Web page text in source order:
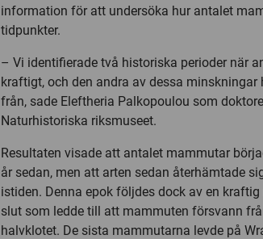
information för att undersöka hur antalet
tidpunkter.
– Vi identifierade två historiska perioder när
kraftigt, och den andra av dessa
från, sade Eleftheria Palkopoulou som
Naturhistoriska riksmuseet.
Resultaten visade att antalet mammutar
år sedan, men att arten sedan återhämtade
istiden. Denna epok följdes dock av en
slut som ledde till att mammuten försvann
halvklotet. De sista mammutarna levde på